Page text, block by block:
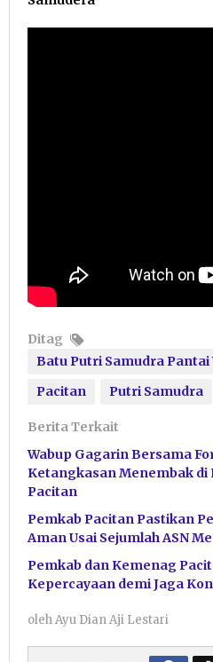
Ditag
Batu Putri Samudra Pantai
Pacitan
Putri Samudra
Berita Terkait
Wabup Gagarin Bersama
Ketangkasan Menembak di
Pacitan
Pemkab Pacitan Pastikan
Aman Usai Sejumlah ASN
Pemkab dan Kemenag
Kepercayaan demi Jaga
olehAyu Dian Aji Lestari